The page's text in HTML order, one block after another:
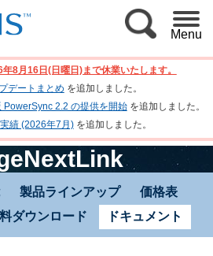
Menu
8月16日(日曜日)まで休業いたします。
デートまとめ を追加しました。
PowerSync 2.2 の提供を開始を追加しました。
績 (2026年7月)を追加しました。
製品ラインアップ
価格表
ダウンロード ドキュメント